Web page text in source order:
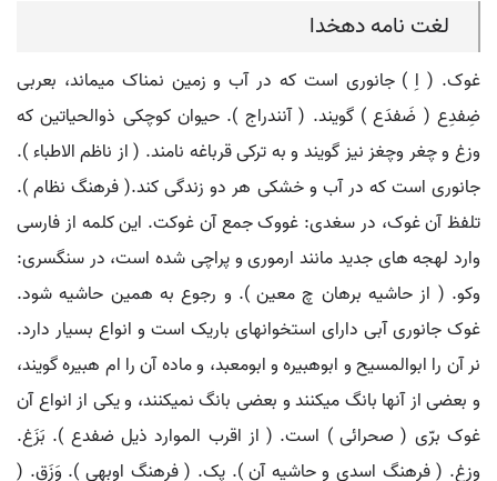
لغت نامه دهخدا
غوک. ( اِ ) جانوری است که در آب و زمین نمناک میماند، بعربی
ضِفدِع ( ضَفدَع ) گویند. ( آنندراج ). حیوان کوچکی ذوالحیاتین که
وزغ و چغر وچغز نیز گویند و به ترکی قرباغه نامند. ( از ناظم الاطباء ).
جانوری است که در آب و خشکی هر دو زندگی کند.( فرهنگ نظام ).
تلفظ آن غوک، در سغدی: غووک جمع آن غوکت. این کلمه از فارسی
وارد لهجه های جدید مانند ارموری و پراچی شده است، در سنگسری:
وکو. ( از حاشیه برهان چ معین ). و رجوع به همین حاشیه شود.
غوک جانوری آبی دارای استخوانهای باریک است و انواع بسیار دارد.
نر آن را ابوالمسیح و ابوهبیره و ابومعبد، و ماده آن را ام هبیره گویند،
و بعضی از آنها بانگ میکنند و بعضی بانگ نمیکنند، و یکی از انواع آن
غوک برّی ( صحرائی ) است. ( از اقرب الموارد ذیل ضفدع ). بَزَغ.
وزغ. ( فرهنگ اسدی و حاشیه آن ). پک. ( فرهنگ اوبهی ). وَزَق. (